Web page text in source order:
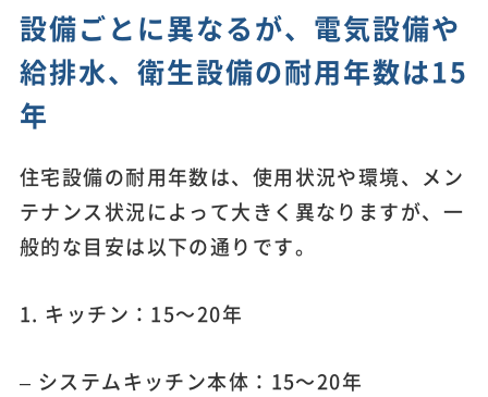
設備ごとに異なるが、電気設備や
給排水、衛生設備の耐用年数は15
年
住宅設備の耐用年数は、使用状況や環境、メン
テナンス状況によって大きく異なりますが、一
般的な目安は以下の通りです。
1. キッチン：15～20年
– システムキッチン本体：15～20年